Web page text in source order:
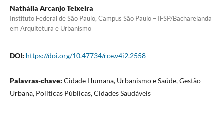
Nathália Arcanjo Teixeira
Instituto Federal de São Paulo, Campus São Paulo – IFSP/Bacharelanda
em Arquitetura e Urbanismo
DOI: https://doi.org/10.47734/rce.v4i2.2558
Palavras-chave: Cidade Humana, Urbanismo e Saúde, Gestão
Urbana, Políticas Públicas, Cidades Saudáveis